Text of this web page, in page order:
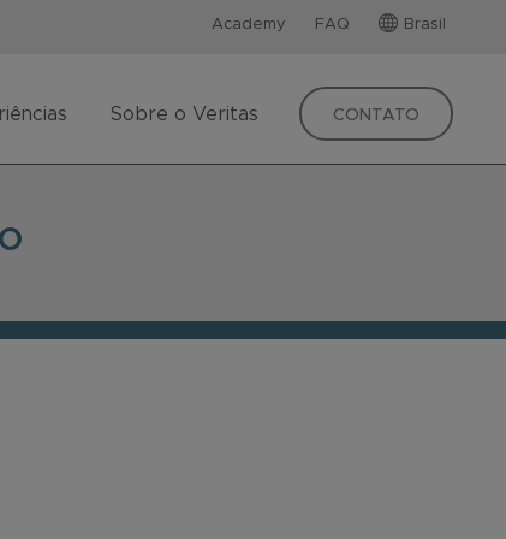
Academy FAQ Brasil
Sobre o Veritas CONTATO